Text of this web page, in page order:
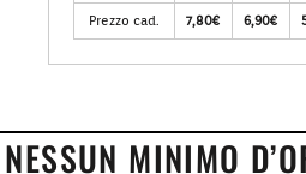
Prezzo cad. 7,80€ 6,90€
NESSUN MINIMO